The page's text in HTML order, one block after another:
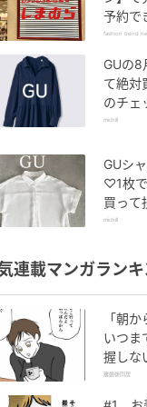
予約で
て？
fashion trend
GUの8
て絶対
のチェ
michill
GUシ
♡1枚で
買って
michill
連載マンガラン
「朝
いつま
握しな
離婚後同居